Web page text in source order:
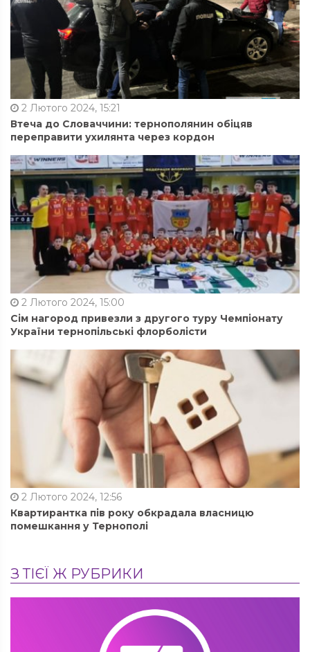
2 Лютого 2024, 15:21
Втеча до Словаччини: тернополянин обіцяв
переправити ухилянта через кордон
2 Лютого 2024, 15:00
Сім нагород привезли з другого туру Чемпіонату
України тернопільські флорболісти
2 Лютого 2024, 12:56
Квартирантка пів року обкрадала власницю
помешкання у Тернополі
З ТІЄЇ Ж РУБРИКИ